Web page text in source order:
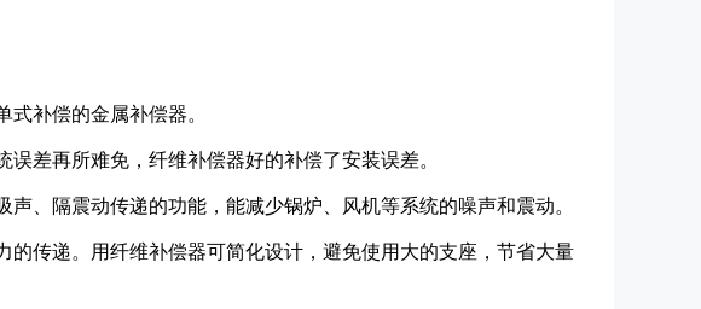
补偿的金属补偿器。
差再所难免，纤维补偿器好的补偿了安装误差。
、隔震动传递的功能，能减少锅炉、风机等系统的噪声和震动。
的传递。用纤维补偿器可简化设计，避免使用大的支座，节省大量